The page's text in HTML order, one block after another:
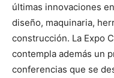
últimas innovaciones
diseño, maquinaria,
construcción. La Expo
contempla además un
conferencias que se